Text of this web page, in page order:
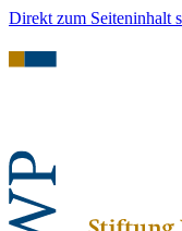
Direkt zum Seiteninhalt